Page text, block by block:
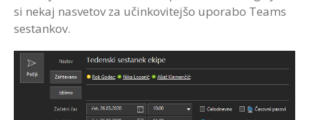
si nekaj nasvetov za učinkovitejšo uporabo Teams
sestankov.